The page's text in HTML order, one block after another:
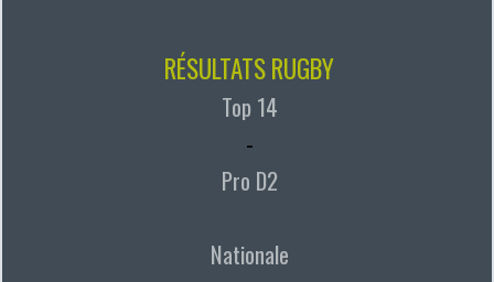
RÉSULTATS RUGBY
Top 14
-
Pro D2
Nationale